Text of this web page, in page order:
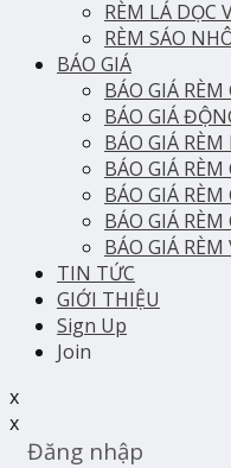
RÈM LÁ DỌC
RÈM SÁO
BÁO GIÁ
BÁO GIÁ
BÁO GIÁ
BÁO GIÁ RÈM
BÁO GIÁ RÈM
BÁO GIÁ RÈM
BÁO GIÁ
BÁO GIÁ RÈM
TIN TỨC
GIỚI THIỆU
Sign Up
Join
x
x
Đăng nhập